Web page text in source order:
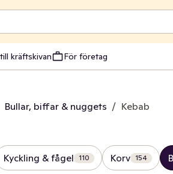
kräftskivan För företag
Bullar, biffar & nuggets / Kebab
Kyckling & fågel 110 Korv 154